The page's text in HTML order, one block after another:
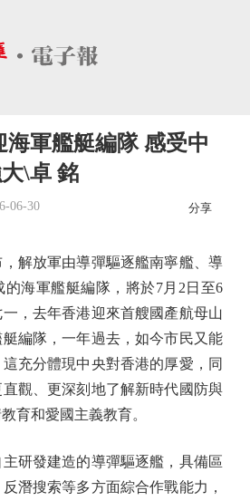
海軍艦艇編隊 感受中
\卓 銘
06-30 分享
放軍由導彈驅逐艦南寧艦、導
海軍艦艇編隊，將於7月2日至6
，去年香港迎來首艘國產航母山
編隊，一年過去，如今市民又能
充分體現中央對香港的厚愛，同
觀、更深刻地了解新時代國防與
育和愛國主義教育。
發建造的導彈驅逐艦，具備區
潛搜索等多方面綜合作戰能力，